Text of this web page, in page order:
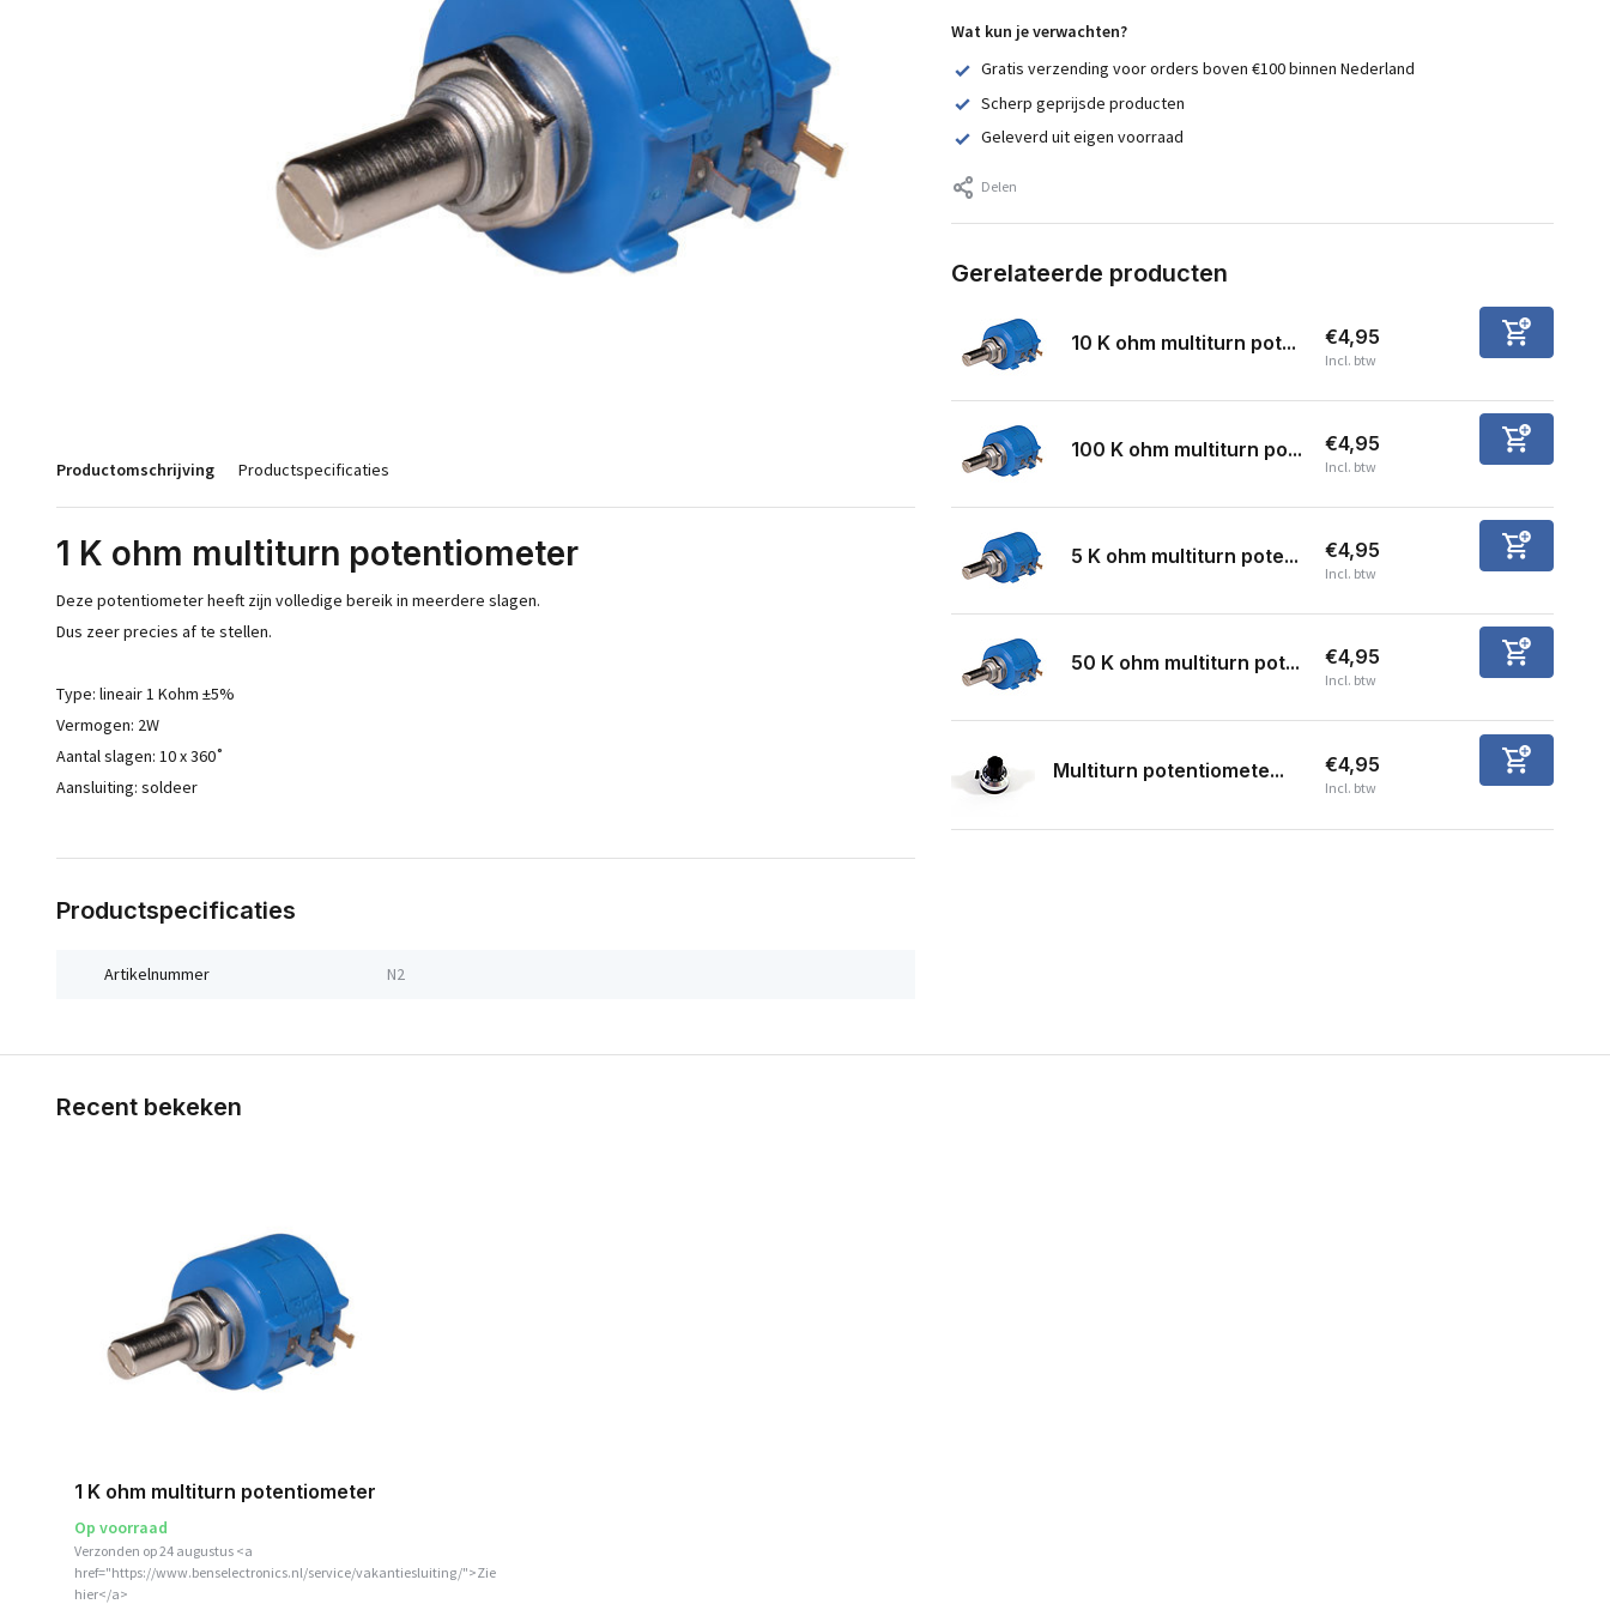
Productomschrijving Productspecificaties
1 K ohm multiturn potentiometer
Deze potentiometer heeft zijn volledige bereik in meerdere slagen.
Dus zeer precies af te stellen.
Type: lineair 1 Kohm ±5%
Vermogen: 2W
Aantal slagen: 10 x 360˚
Aansluiting: soldeer
Productspecificaties
Artikelnummer N2
Wat kun je verwachten?
Gratis verzending voor orders boven €100 binnen Nederland
Scherp geprijsde producten
Geleverd uit eigen voorraad
Delen
Gerelateerde producten
10 K ohm multiturn pot... €4,95
Incl. btw
100 K ohm multiturn po... €4,95
Incl. btw
5 K ohm multiturn pote... €4,95
Incl. btw
50 K ohm multiturn pot... €4,95
Incl. btw
Multiturn potentiomete... €4,95
Incl. btw
Recent bekeken
1 K ohm multiturn potentiometer
Op voorraad
Verzonden op 24 augustus <a
href="https://www.benselectronics.nl/service/vakantiesluiting/">Zie
hier</a>